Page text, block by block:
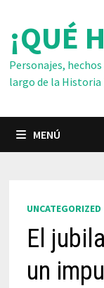
contenido
¡QUÉ
Personajes,
largo de la
MENÚ
UNCATEGORIZED
El
un